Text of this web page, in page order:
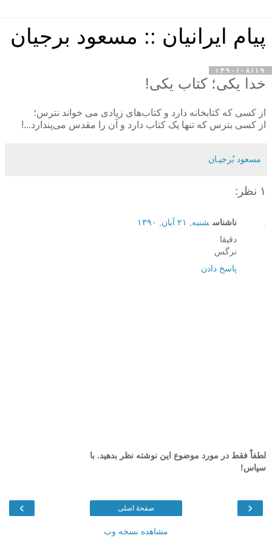
پیام ایرانیان :: مسعود برجیان
۱۳۹۰/۰۸/۱۹
خدا یکی؛ کتاب یکی!
از کسی که کتابخانه دارد و کتاب‌های زیادی می خواند نترس؛
از کسی بترس که تنها یک کتاب دارد و آن را مقدس می‌پندارد...!
مسعود بُرجيـان
۱ نظر:
ناشناس شنبه, ۲۱ آبان, ۱۳۹۰
دقیقا
نرگس
پاسخ دادن
لطفاً فقط در مورد موضوع این نوشته نظر بدهید. با
سپاس!
‹
› صفحهٔ اصلی
مشاهده نسخه وب